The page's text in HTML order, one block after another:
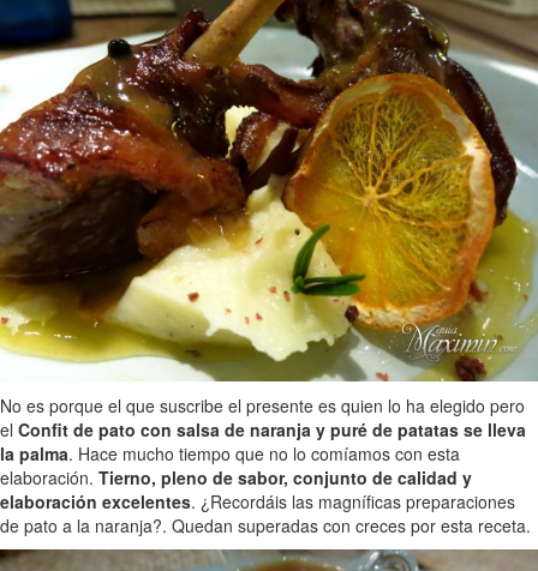
No es porque el que suscribe el presente es quien lo ha elegido pero
el Confit de pato con salsa de naranja y puré de patatas se lleva
la palma. Hace mucho tiempo que no lo comíamos con esta
elaboración. Tierno, pleno de sabor, conjunto de calidad y
elaboración excelentes. ¿Recordáis las magníficas preparaciones
de pato a la naranja?. Quedan superadas con creces por esta receta.